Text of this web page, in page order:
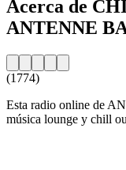
Acerca de
ANTENNE
(1774)
Esta radio online de
música lounge y chill